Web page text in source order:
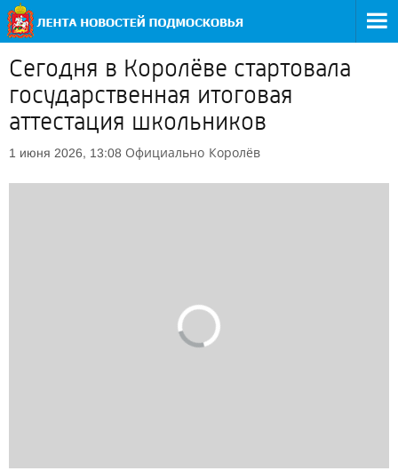
Сегодня в Королёве стартовала
государственная итоговая
аттестация школьников
1 июня 2026, 13:08 Официально Королёв